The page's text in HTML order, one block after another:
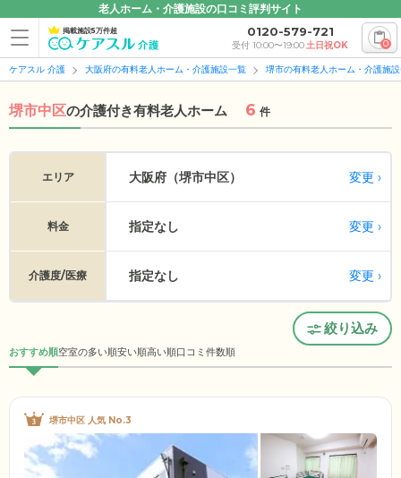
老人ホーム・介護施設の口コミ評判サイト
掲載施設5万件超 0120-579-721
受付 10:00〜19:00土日祝OK 0
ケアスル 介護 大阪府の有料老人ホーム・介護施設一覧 堺市の有料老人ホーム・介護施
堺市中区の介護付き有料老人ホーム 6 件
エリア 大阪府（堺市中区） 変更
料金 指定なし 変更
介護度/医療 指定なし 変更
絞り込み
おすすめ順空室の多い順安い順高い順口コミ件数順
堺市中区 人気 No.3